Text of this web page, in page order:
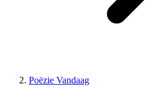
Poëzie Vandaag